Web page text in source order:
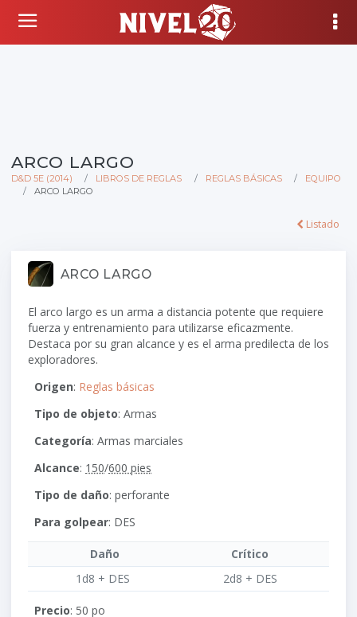
ARCO LARGO
D&D 5E (2014) LIBROS DE REGLAS REGLAS BÁSICAS
EQUIPO
ARCO LARGO
Listado
ARCO LARGO
El arco largo es un arma a distancia potente que requiere
fuerza y entrenamiento para utilizarse eficazmente.
Destaca por su gran alcance y es el arma predilecta de los
exploradores.
Origen: Reglas básicas
Tipo de objeto: Armas
Categoría: Armas marciales
Alcance: 150/600 pies
Tipo de daño: perforante
Para golpear: DES
Daño
Crítico
1d8 + DES
2d8 + DES
Precio: 50 po